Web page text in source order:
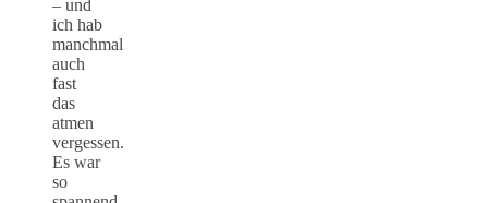
– und
ich hab
manchmal
auch
fast
das
atmen
vergessen.
Es war
so